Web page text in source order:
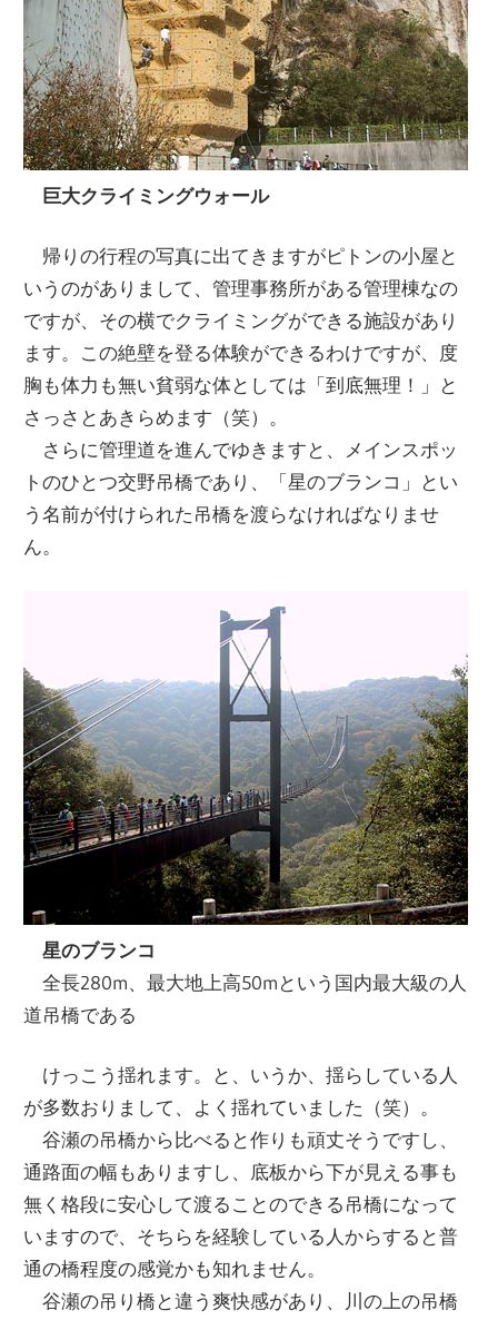
巨大クライミングウォール
帰りの行程の写真に出てきますがピトンの小屋と
いうのがありまして、管理事務所がある管理棟なの
ですが、その横でクライミングができる施設があり
ます。この絶壁を登る体験ができるわけですが、度
胸も体力も無い貧弱な体としては「到底無理！」と
さっさとあきらめます（笑）。
さらに管理道を進んでゆきますと、メインスポッ
トのひとつ交野吊橋であり、「星のブランコ」とい
う名前が付けられた吊橋を渡らなければなりませ
ん。
星のブランコ
全長280m、最大地上高50mという国内最大級の人
道吊橋である
けっこう揺れます。と、いうか、揺らしている人
が多数おりまして、よく揺れていました（笑）。
谷瀬の吊橋から比べると作りも頑丈そうですし、
通路面の幅もありますし、底板から下が見える事も
無く格段に安心して渡ることのできる吊橋になって
いますので、そちらを経験している人からすると普
通の橋程度の感覚かも知れません。
谷瀬の吊り橋と違う爽快感があり、川の上の吊橋